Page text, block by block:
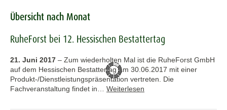
Übersicht nach Monat
RuheForst bei 12. Hessischen Bestattertag
21. Juni 2017 – Zum wiederholten Mal ist die RuheForst GmbH
auf dem Hessischen Bestattertag am 30.06.2017 mit einer
Produkt-/Dienstleistungspräsentation vertreten. Die
Fachveranstaltung findet in… Weiterlesen